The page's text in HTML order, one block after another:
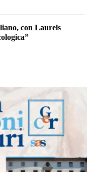
con Laurels